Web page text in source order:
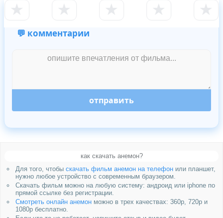
★ ★ ★ ★ ★
💬 комментарии
отправить
как скачать анемон?
Для того, чтобы скачать фильм анемон на телефонили планшет,
нужно любое устройство с современным браузером.
Скачать фильм можно на любую систему: андроид или iphone по
прямой ссылке без регистрации.
Смотреть онлайн анемонможно в трех качествах: 360p, 720p и
1080p бесплатно.